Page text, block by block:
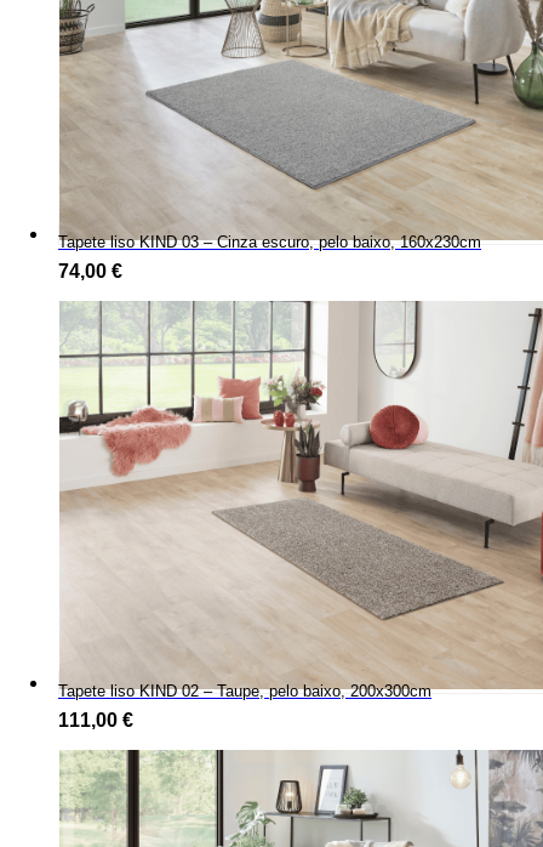
Tapete liso KIND 03 – Cinza escuro, pelo baixo, 160x230cm
74,00 €
Tapete liso KIND 02 – Taupe, pelo baixo, 200x300cm
111,00 €